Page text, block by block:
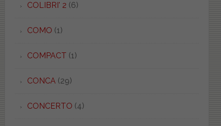
COLIBRI' 2 (6)
COMO (1)
COMPACT (1)
CONCA(29)
CONCERTO (4)